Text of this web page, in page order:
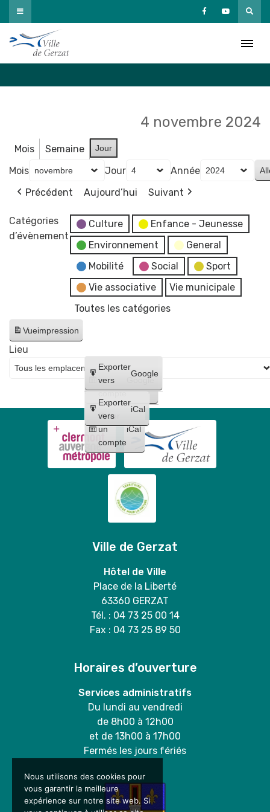
Passer
au
contenu
4 novembre 2024
Mois Semaine Jour
Mois Jour
Année
Précédent
Aujourd’hui Suivant
Catégories
d’évènement
Culture
Enfance - Jeunesse
Environnement
General
Mobilité
Social
Sport
Vie associative
Vie municipale
Toutes les catégories
Vueimpression
Créer
un
compte
Google
Créer
un
compte
iCal
Exporter
vers
Google
Exporter
vers
iCal
Lieu
Ville de Gerzat
Hôtel de Ville
Place de la Liberté
63360 GERZAT
Tél. : 04 73 25 00 14
Fax : 04 73 25 89 50
Horaires d’ouverture
Services administratifs
Du lundi au vendredi
de 8h00 à 12h00
et de 13h00 à 17h00
Fermés les jours fériés
Nous utilisons des cookies pour
vous garantir la meilleure
expérience sur notre site web. Si